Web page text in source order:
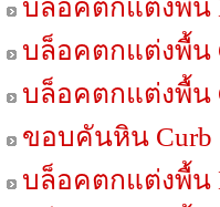
บล็อคตกแต่งพื้น
บล็อคตกแต่งพื้น
บล็อคตกแต่งพื้น
ขอบคันหิน Curb
บล็อคตกแต่งพื้น